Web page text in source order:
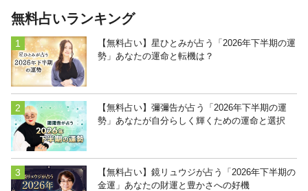
無料占いランキング
【無料占い】星ひとみが占う「2026年下半期の運
勢」あなたの運命と転機は？
【無料占い】彌彌告が占う「2026年下半期の運
勢」あなたが自分らしく輝くための運命と選択
【無料占い】鏡リュウジが占う「2026年下半期の
金運」あなたの財運と豊かさへの好機